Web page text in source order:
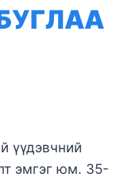
үүдэвчний
эмгэг юм. 35-